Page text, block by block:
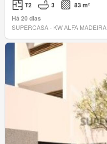
T2 3
83 m²
Há 20 dias
SUPERCASA - KW ALFA MADEIRA